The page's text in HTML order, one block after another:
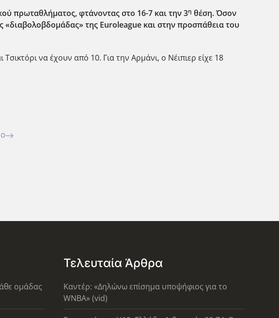
πρωταθλήματος, φτάνοντας στο 16-7 και την 3η θέση. Όσον
«διαβολοβδομάδας» της Euroleague και στην προσπάθεια του
να έχουν από 10. Για την Αρμάνι, ο Νέιπιερ είχε 18
ομάδας
Τελευταία Άρθρα
Καντέρ: «Δηλώνω επίσημα υποψήφιος για το
WNBA» (vid)